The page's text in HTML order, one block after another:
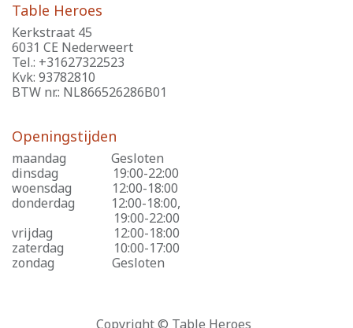
Table Heroes
Kerkstraat 45
6031 CE Nederweert
Tel.: +31627322523
Kvk: 93782810
BTW nr.: NL866526286B01
Openingstijden
maandag
​Gesloten
dinsdag
​19:00-22:00
woensdag
​12:00-18:00
donderdag
​12:00-18:00,
​19:00-22:00
vrijdag
​12:00-18:00
zaterdag
​10:00-17:00
zondag
​Gesloten
Copyright © Table Heroes